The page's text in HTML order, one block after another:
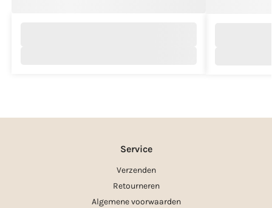
Service
Verzenden
Retourneren
Algemene voorwaarden